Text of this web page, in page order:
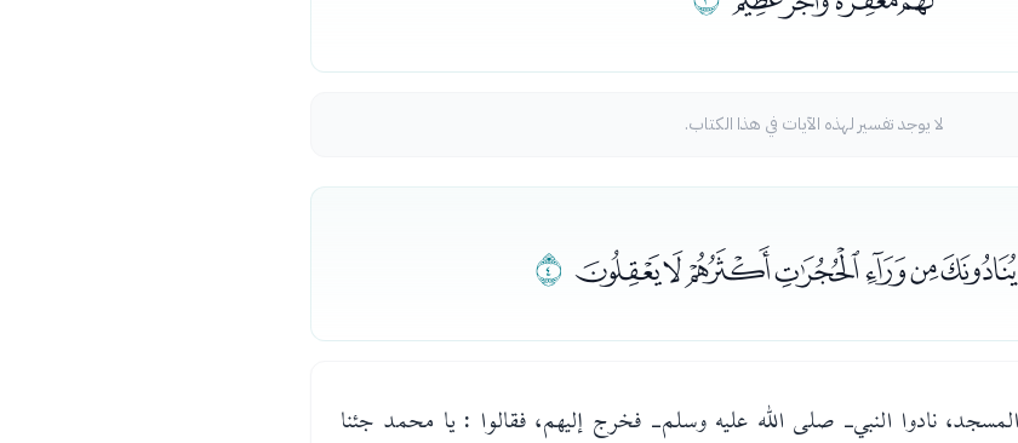
لا يوجد تفسير لهذه الآيات في هذا الكتاب.
ﯴ
نادوا النبي- صلى الله عليه وسلم- فخرج إليهم، فقالوا : يا محمد جئنا